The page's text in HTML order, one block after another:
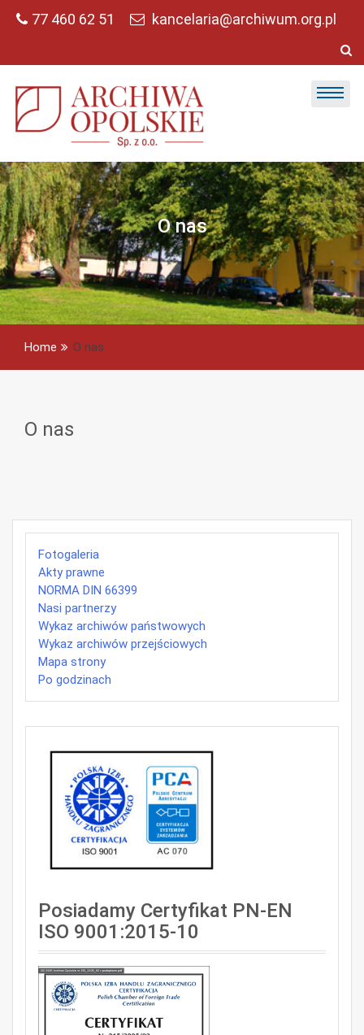
77 460 62 51 kancelaria@archiwum.org.pl
O nas
Home O nas
O nas
Fotogaleria
Akty prawne
NORMA DIN 66399
Nasi partnerzy
Wykaz archiwów państwowych
Wykaz archiwów przejściowych
Mapa strony
Po godzinach
Posiadamy Certyfikat PN-EN
ISO 9001:2015-10